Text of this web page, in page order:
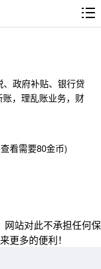
政府补贴、银行贷
，理乱账业务，财
看需要80金币)
网站对此不承担任何保
更多的便利！